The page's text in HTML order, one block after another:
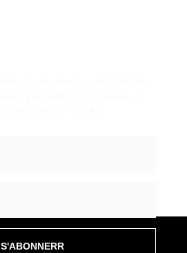
S'ABONNERR